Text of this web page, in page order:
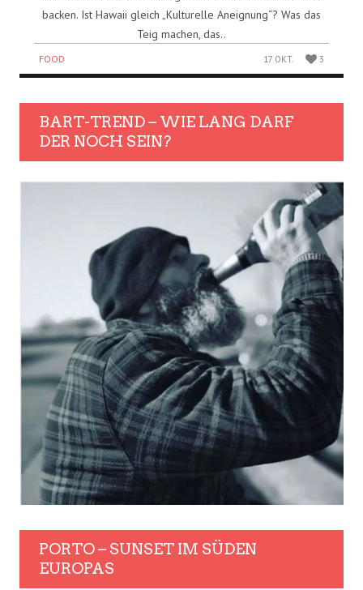
backen. Ist Hawaii gleich „Kulturelle Aneignung“? Was das
Teig machen, das..
FOOD 17 OKT. 3
BART-TREND – WIE LANG DARF
DER NOCH SEIN?
PORTO – SUNSET IM SÜDEN
EUROPAS